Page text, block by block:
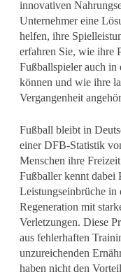
innovativen
Unternehmer eine
helfen, ihre
erfahren Sie, wie ihre
Fußballspieler auch in
können und wie ihre
Vergangenheit
Fußball bleibt in
einer DFB-Statistik
Menschen ihre
Fußballer kennt dabei
Leistungseinbrüche in
Regeneration mit
Verletzungen. Diese
aus fehlerhaften
unzureichenden
haben nicht den